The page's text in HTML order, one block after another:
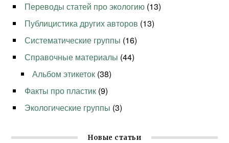
Переводы статей про экологию (13)
Публицистика других авторов (13)
Систематические группы (16)
Справочные материалы (44)
Альбом этикеток (38)
Факты про пластик (9)
Экологические группы (3)
Новые статьи